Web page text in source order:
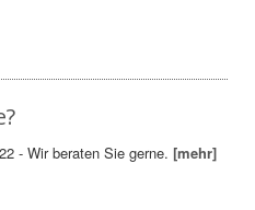
- Wir beraten Sie gerne.[mehr]